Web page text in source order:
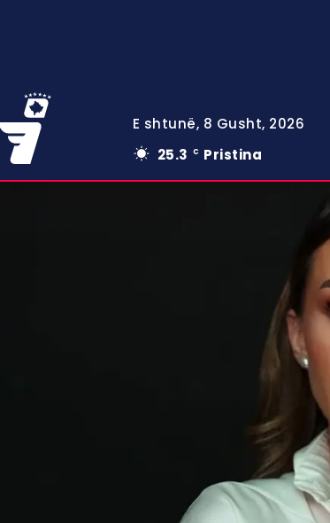
E shtunë, 8 Gusht, 2026
25.3
C Pristina